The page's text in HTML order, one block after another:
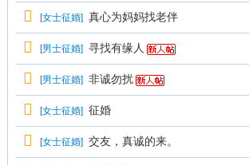
[女士征婚] 真心为妈妈找老伴
[男士征婚] 寻找有缘人
[男士征婚] 非诚勿扰
[女士征婚] 征婚
[女士征婚] 交友，真诚的来。